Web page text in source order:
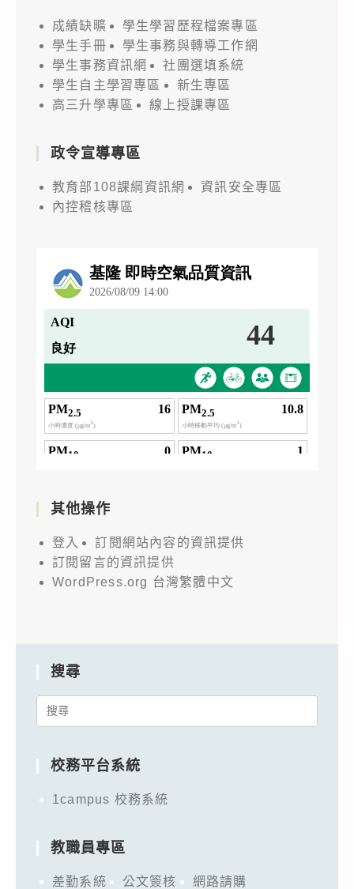
成績缺曠
學生學習歷程檔案專區
學生手冊
學生事務與轉導工作網
學生事務資訊網
社團選填系統
學生自主學習專區
新生專區
高三升學專區
線上授課專區
政令宣導專區
教育部108課綱資訊網
資訊安全專區
內控稽核專區
其他操作
登入
訂閱網站內容的資訊提供
訂閱留言的資訊提供
WordPress.org 台灣繁體中文
搜尋
Search
校務平台系統
1campus 校務系統
教職員專區
差勤系統 公文簽核
網路請購